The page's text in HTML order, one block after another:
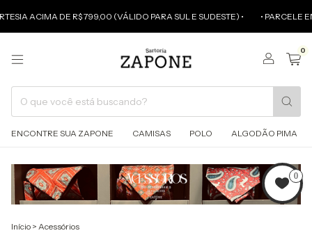
ACIMA DE R$ 799,00 (VÁLIDO PARA SUL E SUDESTE) • • PARCELE EM
0
ENCONTRE SUA ZAPONE CAMISAS POLO ALGODÃO PIMA
Início > Acessórios
0